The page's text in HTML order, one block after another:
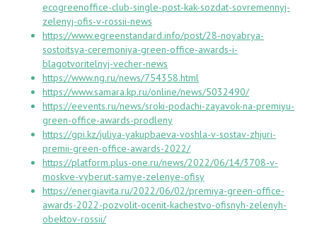
ecogreenoffice-club-single-post-kak-sozdat-sovremennyj-
zelenyj-ofis-v-rossii-news
https://www.egreenstandard.info/post/28-noyabrya-
sostoitsya-ceremoniya-green-office-awards-i-
blagotvoritelnyj-vecher-news
https://www.ng.ru/news/754358.html
https://www.samara.kp.ru/online/news/5032490/
https://eevents.ru/news/sroki-podachi-zayavok-na-premiyu-
green-office-awards-prodleny
https://gpi.kz/juliya-yakupbaeva-voshla-v-sostav-zhjuri-
premii-green-office-awards-2022/
https://platform.plus-one.ru/news/2022/06/14/3708-v-
moskve-vyberut-samye-zelenye-ofisy
https://energiavita.ru/2022/06/02/premiya-green-office-
awards-2022-pozvolit-ocenit-kachestvo-ofisnyh-zelenyh-
obektov-rossii/